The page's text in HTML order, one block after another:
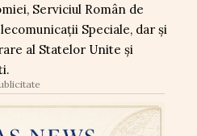
Serviciul Român de
Speciale, dar și
al Statelor Unite și